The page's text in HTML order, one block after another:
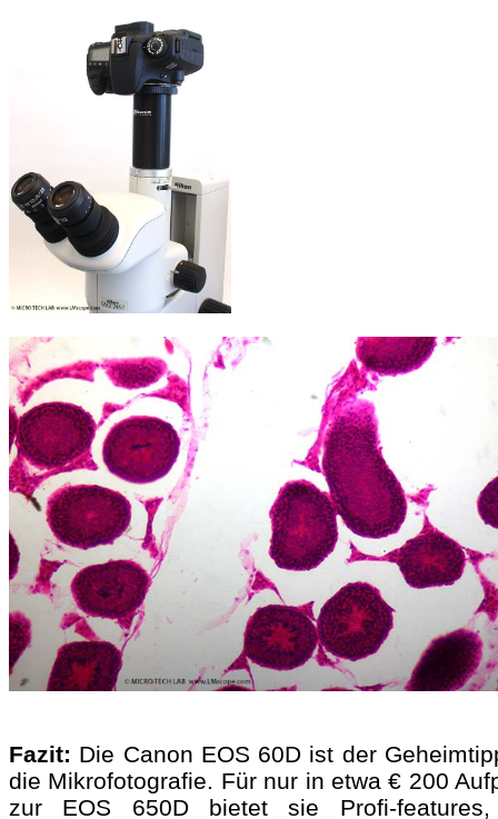
Fazit: Die Canon EOS 60D ist der
die Mikrofotografie. Für nur in etwa € 200
zur EOS 650D bietet sie Profi-